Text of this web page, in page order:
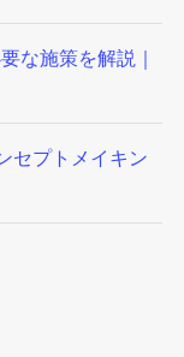
な施策を解説｜
セプトメイキン